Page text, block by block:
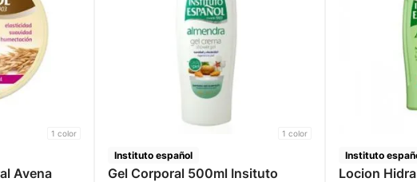
1 color
Avena
1 color
Instituto español
Gel Corporal 500ml Insituto
Instituto
Locion